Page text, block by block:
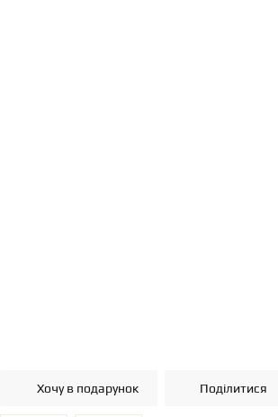
Хочу в подарунок Поділитися